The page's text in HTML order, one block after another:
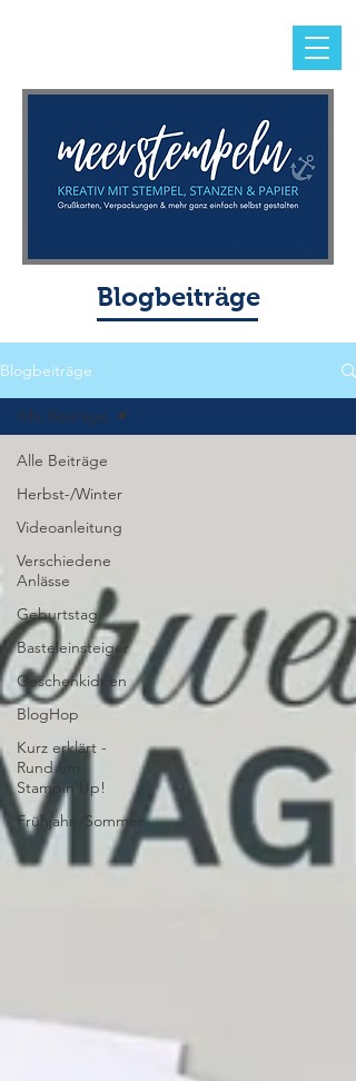
Blogbeiträge
Blogbeiträge
Alle Beiträge
Herbst-/Winter
Videoanleitung
Verschiedene
Anlässe
Geburtstag
Basteleinsteiger
Geschenkideen
BlogHop
Kurz erklärt -
Rund um
Stampin'Up!
Frühjahr-/Sommer
Alle Beiträge